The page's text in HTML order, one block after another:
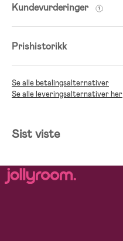
Kundevurderinger
Prishistorikk
Se alle betalingsalternativer
Se alle leveringsalternativer her
Sist viste